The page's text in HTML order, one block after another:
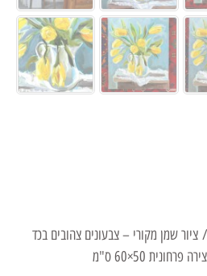
/ ציור שמן מקורי – צבעונים צהובים בכד
50×60 ס"מ